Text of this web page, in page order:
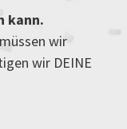
kann.
wir
wir DEINE